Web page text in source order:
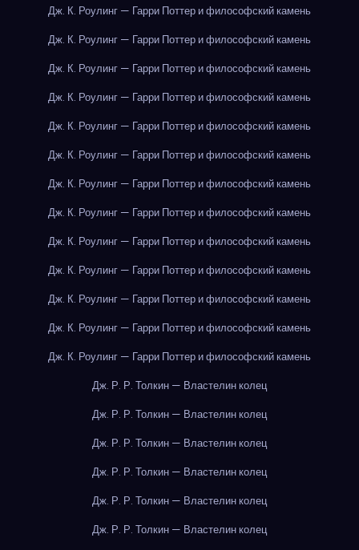
Дж. К. Роулинг — Гарри Поттер и философский камень
Дж. К. Роулинг — Гарри Поттер и философский камень
Дж. К. Роулинг — Гарри Поттер и философский камень
Дж. К. Роулинг — Гарри Поттер и философский камень
Дж. К. Роулинг — Гарри Поттер и философский камень
Дж. К. Роулинг — Гарри Поттер и философский камень
Дж. К. Роулинг — Гарри Поттер и философский камень
Дж. К. Роулинг — Гарри Поттер и философский камень
Дж. К. Роулинг — Гарри Поттер и философский камень
Дж. К. Роулинг — Гарри Поттер и философский камень
Дж. К. Роулинг — Гарри Поттер и философский камень
Дж. К. Роулинг — Гарри Поттер и философский камень
Дж. К. Роулинг — Гарри Поттер и философский камень
Дж. Р. Р. Толкин — Властелин колец
Дж. Р. Р. Толкин — Властелин колец
Дж. Р. Р. Толкин — Властелин колец
Дж. Р. Р. Толкин — Властелин колец
Дж. Р. Р. Толкин — Властелин колец
Дж. Р. Р. Толкин — Властелин колец